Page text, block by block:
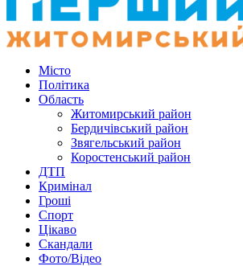
Місто
Політика
Область
Житомирський район
Бердичівський район
Звягельський район
Коростенський район
ДТП
Кримінал
Гроші
Спорт
Цікаво
Скандали
Фото/Відео